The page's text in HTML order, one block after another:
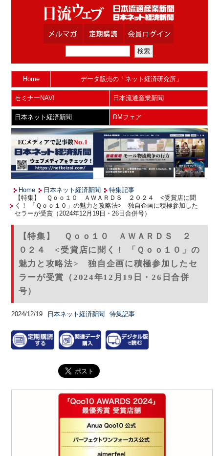
Home データ販売の「ネット経済研究所」
セミナーNAVI 日本流通産業新聞
日本ネット経済新聞 DMフェア
Home 日本ネット経済新聞
特集記事
【特集】 Ｑｏｏ１０ ＡＷＡＲＤＳ ２０２４ <受賞店に聞
く！ 「Ｑｏｏ１０」の魅力と攻略法> 独自企画に積極参加した
セラーが受賞（2024年12月19日・26日合併号）
【特集】 Ｑｏｏ１０ ＡＷＡＲＤＳ ２
０２４ <受賞店に聞く！ 「Ｑｏｏ１０」の
魅力と攻略法> 独自企画に積極参加したセ
ラーが受賞（2024年12月19日・26日合併
号）
2024/12/19 日本ネット経済新聞 特集記事